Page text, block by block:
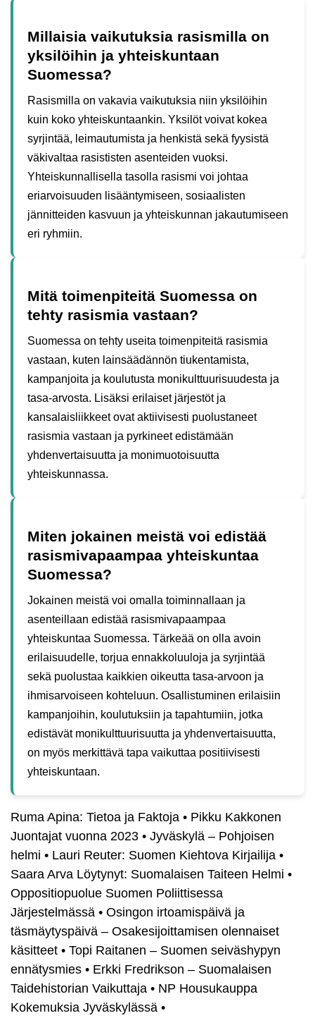
Millaisia vaikutuksia rasismilla on
yksilöihin ja yhteiskuntaan
Suomessa?
Rasismilla on vakavia vaikutuksia niin yksilöihin
kuin koko yhteiskuntaankin. Yksilöt voivat kokea
syrjintää, leimautumista ja henkistä sekä fyysistä
väkivaltaa rasististen asenteiden vuoksi.
Yhteiskunnallisella tasolla rasismi voi johtaa
eriarvoisuuden lisääntymiseen, sosiaalisten
jännitteiden kasvuun ja yhteiskunnan jakautumiseen
eri ryhmiin.
Mitä toimenpiteitä Suomessa on
tehty rasismia vastaan?
Suomessa on tehty useita toimenpiteitä rasismia
vastaan, kuten lainsäädännön tiukentamista,
kampanjoita ja koulutusta monikulttuurisuudesta ja
tasa-arvosta. Lisäksi erilaiset järjestöt ja
kansalaisliikkeet ovat aktiivisesti puolustaneet
rasismia vastaan ja pyrkineet edistämään
yhdenvertaisuutta ja monimuotoisuutta
yhteiskunnassa.
Miten jokainen meistä voi edistää
rasismivapaampaa yhteiskuntaa
Suomessa?
Jokainen meistä voi omalla toiminnallaan ja
asenteillaan edistää rasismivapaampaa
yhteiskuntaa Suomessa. Tärkeää on olla avoin
erilaisuudelle, torjua ennakkoluuloja ja syrjintää
sekä puolustaa kaikkien oikeutta tasa-arvoon ja
ihmisarvoiseen kohteluun. Osallistuminen erilaisiin
kampanjoihin, koulutuksiin ja tapahtumiin, jotka
edistävät monikulttuurisuutta ja yhdenvertaisuutta,
on myös merkittävä tapa vaikuttaa positiivisesti
yhteiskuntaan.
Ruma Apina: Tietoa ja Faktoja • Pikku Kakkonen
Juontajat vuonna 2023 • Jyväskylä – Pohjoisen
helmi • Lauri Reuter: Suomen Kiehtova Kirjailija •
Saara Arva Löytynyt: Suomalaisen Taiteen Helmi •
Oppositiopuolue Suomen Poliittisessa
Järjestelmässä • Osingon irtoamispäivä ja
täsmäytyspäivä – Osakesijoittamisen olennaiset
käsitteet • Topi Raitanen – Suomen seiväshypyn
ennätysmies • Erkki Fredrikson – Suomalaisen
Taidehistorian Vaikuttaja • NP Housukauppa
Kokemuksia Jyväskylässä •